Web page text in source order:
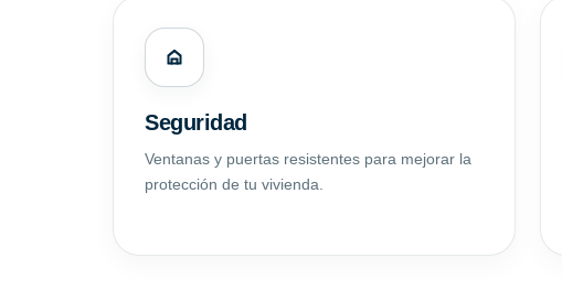
Seguridad
Ventanas y puertas resistentes para mejorar la
protección de tu vivienda.